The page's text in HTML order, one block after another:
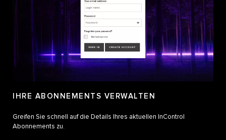
IHRE ABONNEMENTS VERWALTEN
Greifen Sie schnell auf die Details Ihres aktuellen InControl
Abonnements zu.